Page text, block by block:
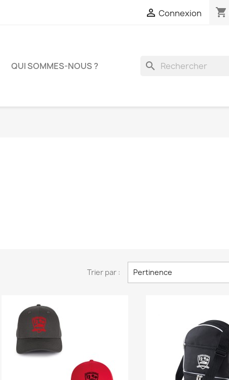
 Connexion shopping_cart
QUI SOMMES-NOUS ? search
Trier par : Pertinence